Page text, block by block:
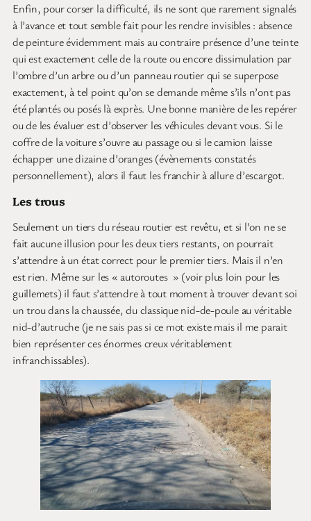
Enfin, pour corser la difficulté, ils ne sont que rarement signalés
à l’avance et tout semble fait pour les rendre invisibles : absence
de peinture évidemment mais au contraire présence d’une teinte
qui est exactement celle de la route ou encore dissimulation par
l’ombre d’un arbre ou d’un panneau routier qui se superpose
exactement, à tel point qu’on se demande même s’ils n’ont pas
été plantés ou posés là exprès. Une bonne manière de les repérer
ou de les évaluer est d’observer les véhicules devant vous. Si le
coffre de la voiture s’ouvre au passage ou si le camion laisse
échapper une dizaine d’oranges (évènements constatés
personnellement), alors il faut les franchir à allure d’escargot.
Les trous
Seulement un tiers du réseau routier est revêtu, et si l’on ne se
fait aucune illusion pour les deux tiers restants, on pourrait
s’attendre à un état correct pour le premier tiers. Mais il n’en
est rien. Même sur les « autoroutes » (voir plus loin pour les
guillemets) il faut s’attendre à tout moment à trouver devant soi
un trou dans la chaussée, du classique nid-de-poule au véritable
nid-d’autruche (je ne sais pas si ce mot existe mais il me parait
bien représenter ces énormes creux véritablement
infranchissables).